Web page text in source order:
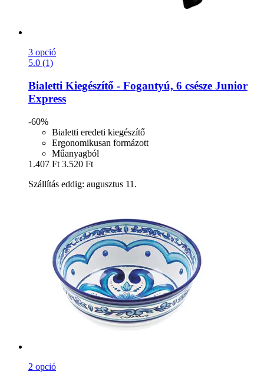
3 opció
5.0 (1)
Bialetti Kiegészítő -​ Fogantyú, 6 csésze Junior
Express
-60%
Bialetti eredeti kiegészítő
Ergonomikusan formázott
Műanyagból
1.407 Ft 3.520 Ft
Szállítás eddig: augusztus 11.
2 opció